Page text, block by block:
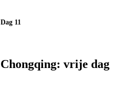
Dag 11
Chongqing: vrije dag